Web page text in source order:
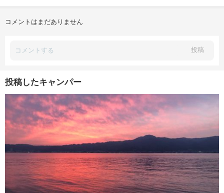
コメントはまだありません
投稿
投稿したキャンパー